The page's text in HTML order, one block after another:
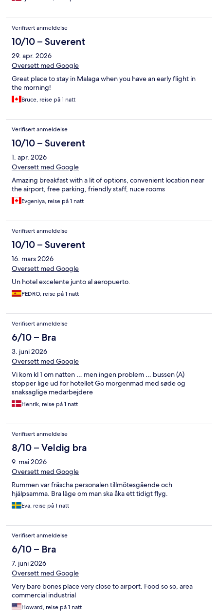
Verifisert anmeldelse
10/10 – Suverent
29. apr. 2026
Oversett med Google
Great place to stay in Malaga when you have an early flight in
the morning!
Bruce, reise på 1 natt
Verifisert anmeldelse
10/10 – Suverent
1. apr. 2026
Oversett med Google
Amazing breakfast with a lit of options, convenient location near
the airport, free parking, friendly staff, nuce rooms
Evgeniya, reise på 1 natt
Verifisert anmeldelse
10/10 – Suverent
16. mars 2026
Oversett med Google
Un hotel excelente junto al aeropuerto.
PEDRO, reise på 1 natt
Verifisert anmeldelse
6/10 – Bra
3. juni 2026
Oversett med Google
Vi kom kl 1 om natten … men ingen problem … bussen (A)
stopper lige ud for hotellet Go morgenmad med søde og
snaksaglige medarbejdere
Henrik, reise på 1 natt
Verifisert anmeldelse
8/10 – Veldig bra
9. mai 2026
Oversett med Google
Rummen var fräscha personalen tillmötesgående och
hjälpsamma. Bra läge om man ska åka ett tidigt flyg.
Eva, reise på 1 natt
Verifisert anmeldelse
6/10 – Bra
7. juni 2026
Oversett med Google
Very bare bones place very close to airport. Food so so, area
commercial industrial
Howard, reise på 1 natt